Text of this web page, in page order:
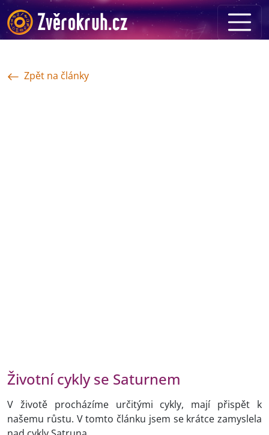
Zpět na články
Životní cykly se Saturnem
V životě procházíme určitými cykly, mají přispět k
našemu růstu. V tomto článku jsem se krátce zamyslela